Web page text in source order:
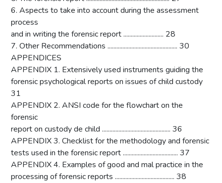
6. Aspects to take into account during the assessment
process
and in writing the forensic report ........................... 28
7. Other Recommendations ............................................... 30
APPENDICES
APPENDIX 1. Extensively used instruments guiding the
forensic psychological reports on issues of child custody
31
APPENDIX 2. ANSI code for the flowchart on the
forensic
report on custody de child .............................................. 36
APPENDIX 3. Checklist for the methodology and forensic
tests used in the forensic report ..................................... 37
APPENDIX 4. Examples of good and mal practice in the
processing of forensic reports ........................................ 38